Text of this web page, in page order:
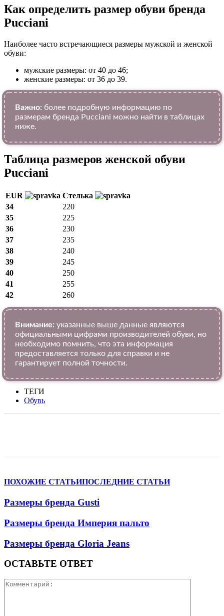
Как определить размер обуви брендa
Pucciani
Наиболее часто встречающиеся размеры мужской и женской
обуви:
мужские размеры: от 40 до 46;
женские размеры: от 36 до 39.
Важно: более подробную информацию по
размерам бренда Pucciani можно найти в таблицах
ниже.
Таблица размеров женской обуви
Pucciani
EUR
Стелька
34
220
35
225
36
230
37
235
38
240
39
245
40
250
41
255
42
260
Внимание: указанные выше данные являются
официальными цифрами производителей обуви, но
необходимо помнить, что эта информация
предоставляется только для справки и не
гарантирует полной точности.
ТЕГИ
Обувь
ПОХОЖИЕ СТАТЬИПОСЛЕДНИЕ СТАТЬИ
Размеры бренда Gusti
Размеры бренда Империя пальто
Размеры бренда Gloria Jeans
ОСТАВЬТЕ ОТВЕТ